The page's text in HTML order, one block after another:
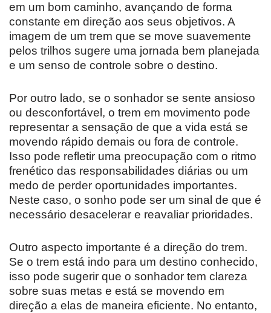
em um bom caminho, avançando de forma
constante em direção aos seus objetivos. A
imagem de um trem que se move suavemente
pelos trilhos sugere uma jornada bem planejada
e um senso de controle sobre o destino.
Por outro lado, se o sonhador se sente ansioso
ou desconfortável, o trem em movimento pode
representar a sensação de que a vida está se
movendo rápido demais ou fora de controle.
Isso pode refletir uma preocupação com o ritmo
frenético das responsabilidades diárias ou um
medo de perder oportunidades importantes.
Neste caso, o sonho pode ser um sinal de que é
necessário desacelerar e reavaliar prioridades.
Outro aspecto importante é a direção do trem.
Se o trem está indo para um destino conhecido,
isso pode sugerir que o sonhador tem clareza
sobre suas metas e está se movendo em
direção a elas de maneira eficiente. No entanto,